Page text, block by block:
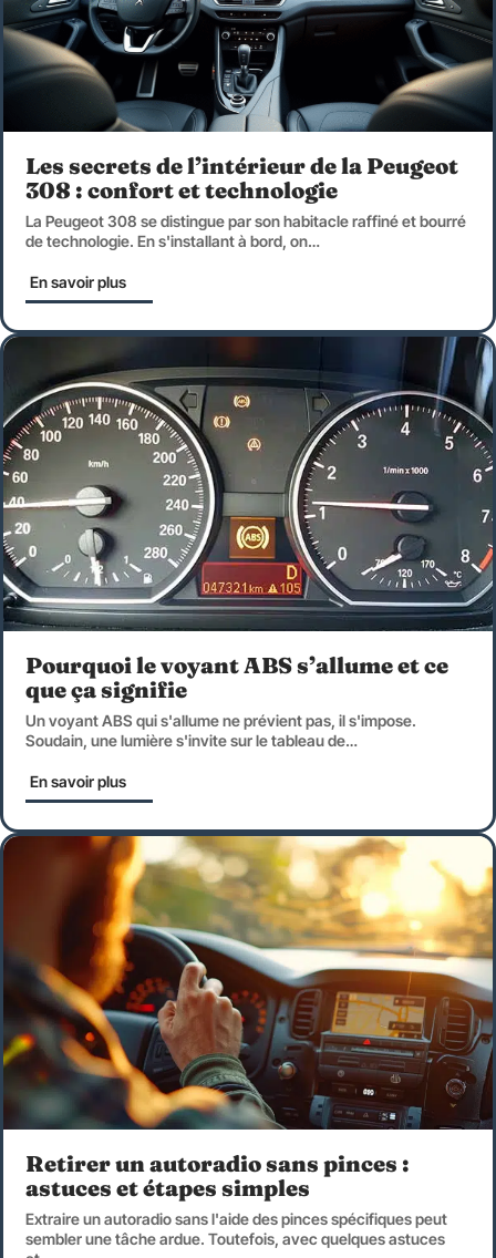
Les secrets de l’intérieur de la Peugeot
308 : confort et technologie
La Peugeot 308 se distingue par son habitacle raffiné et bourré
de technologie. En s'installant à bord, on…
En savoir plus
Pourquoi le voyant ABS s’allume et ce
que ça signifie
Un voyant ABS qui s'allume ne prévient pas, il s'impose.
Soudain, une lumière s'invite sur le tableau de…
En savoir plus
Retirer un autoradio sans pinces :
astuces et étapes simples
Extraire un autoradio sans l'aide des pinces spécifiques peut
sembler une tâche ardue. Toutefois, avec quelques astuces